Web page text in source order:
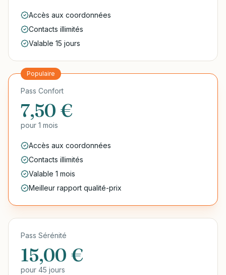
Accès aux coordonnées
Contacts illimités
Valable 15 jours
Populaire
Pass Confort
7,50 €
pour 1 mois
Accès aux coordonnées
Contacts illimités
Valable 1 mois
Meilleur rapport qualité-prix
Pass Sérénité
15,00 €
pour 45 jours